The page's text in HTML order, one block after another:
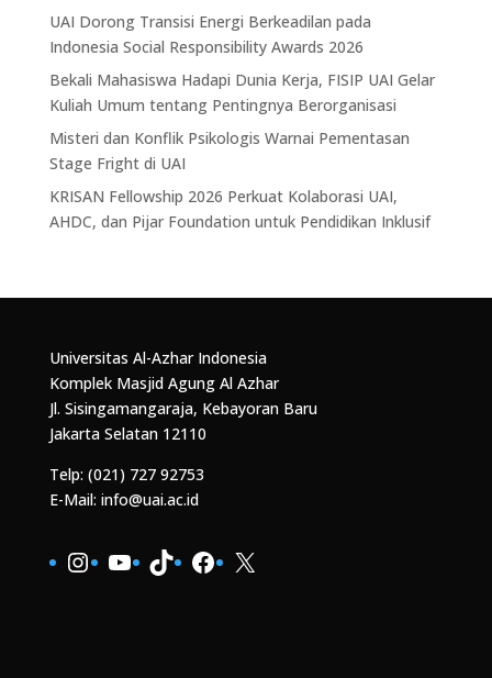
UAI Dorong Transisi Energi Berkeadilan pada
Indonesia Social Responsibility Awards 2026
Bekali Mahasiswa Hadapi Dunia Kerja, FISIP UAI Gelar
Kuliah Umum tentang Pentingnya Berorganisasi
Misteri dan Konflik Psikologis Warnai Pementasan
Stage Fright di UAI
KRISAN Fellowship 2026 Perkuat Kolaborasi UAI,
AHDC, dan Pijar Foundation untuk Pendidikan Inklusif
Universitas Al-Azhar Indonesia
Komplek Masjid Agung Al Azhar
Jl. Sisingamangaraja, Kebayoran Baru
Jakarta Selatan 12110
Telp: (021) 727 92753
E-Mail: info@uai.ac.id
Instagram
YouTube
TikTokFacebook
X